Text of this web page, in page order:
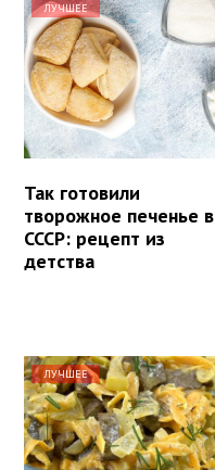
ЛУЧШЕЕ
Так готовили
творожное печенье в
СССР: рецепт из
детства
ЛУЧШЕЕ